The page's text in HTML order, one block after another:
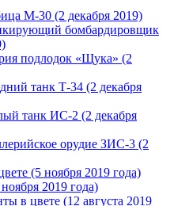
М-30 (2 декабря 2019)
бомбардировщик
подлодок «Щука» (2
танк Т-34 (2 декабря
танк ИС-2 (2 декабря
орудие ЗИС-3 (2
(5 ноября 2019 года)
2019 года)
в цвете (12 августа 2019